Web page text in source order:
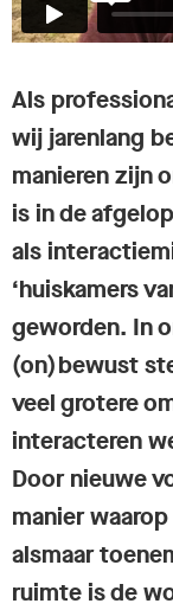
Als
wij jarenlang
manieren zijn
is in de
als
‘huiskamers
geworden. In
(on)bewust
veel grotere
interacteren
Door nieuwe
manier
alsmaar
ruimte is de